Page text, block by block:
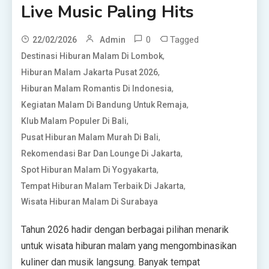
Live Music Paling Hits
22/02/2026 Admin 0 Tagged
Destinasi Hiburan Malam Di Lombok,
Hiburan Malam Jakarta Pusat 2026,
Hiburan Malam Romantis Di Indonesia,
Kegiatan Malam Di Bandung Untuk Remaja,
Klub Malam Populer Di Bali,
Pusat Hiburan Malam Murah Di Bali,
Rekomendasi Bar Dan Lounge Di Jakarta,
Spot Hiburan Malam Di Yogyakarta,
Tempat Hiburan Malam Terbaik Di Jakarta,
Wisata Hiburan Malam Di Surabaya
Tahun 2026 hadir dengan berbagai pilihan menarik
untuk wisata hiburan malam yang mengombinasikan
kuliner dan musik langsung. Banyak tempat